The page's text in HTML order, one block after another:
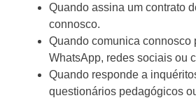
Quando assina um contrato
connosco.
Quando comunica connosco
WhatsApp, redes sociais ou
Quando responde a
questionários pedagógicos